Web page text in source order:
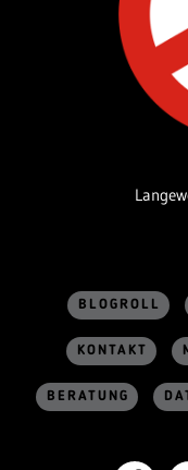
BLOGROLL
KONTAKT
BERATUNG